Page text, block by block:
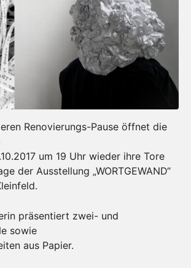
Renovierungs-Pause öffnet die
um 19 Uhr wieder ihre Tore
der Ausstellung „WORTGEWAND“
präsentiert zwei- und
sowie
aus Papier.